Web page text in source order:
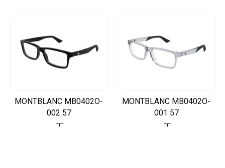
MONTBLANC MB0402O-
002 57
MONTBLANC MB0402O-
001 57